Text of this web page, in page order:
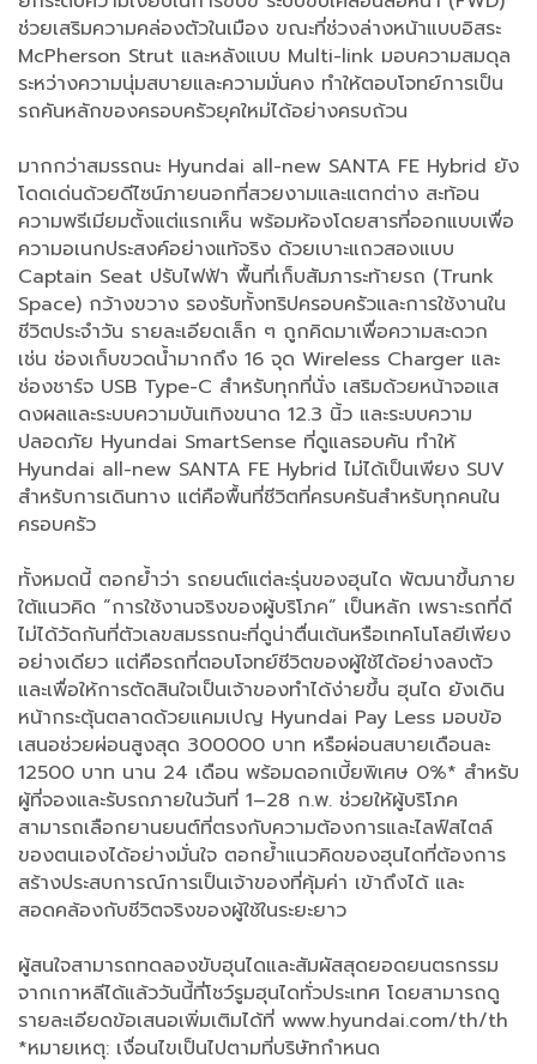
ช่วยเสริมความคล่องตัวในเมือง ขณะที่ช่วงล่างหน้าแบบอิสระ
McPherson Strut และหลังแบบ Multi-link มอบความสมดุล
ระหว่างความนุ่มสบายและความมั่นคง ทำให้ตอบโจทย์การเป็น
รถคันหลักของครอบครัวยุคใหม่ได้อย่างครบถ้วน
มากกว่าสมรรถนะ Hyundai all-new SANTA FE Hybrid ยัง
โดดเด่นด้วยดีไซน์ภายนอกที่สวยงามและแตกต่าง สะท้อน
ความพรีเมียมตั้งแต่แรกเห็น พร้อมห้องโดยสารที่ออกแบบเพื่อ
ความอเนกประสงค์อย่างแท้จริง ด้วยเบาะแถวสองแบบ
Captain Seat ปรับไฟฟ้า พื้นที่เก็บสัมภาระท้ายรถ (Trunk
Space) กว้างขวาง รองรับทั้งทริปครอบครัวและการใช้งานใน
ชีวิตประจำวัน รายละเอียดเล็ก ๆ ถูกคิดมาเพื่อความสะดวก
เช่น ช่องเก็บขวดน้ำมากถึง 16 จุด Wireless Charger และ
ช่องชาร์จ USB Type-C สำหรับทุกที่นั่ง เสริมด้วยหน้าจอแส
ดงผลและระบบความบันเทิงขนาด 12.3 นิ้ว และระบบความ
ปลอดภัย Hyundai SmartSense ที่ดูแลรอบคัน ทำให้
Hyundai all-new SANTA FE Hybrid ไม่ได้เป็นเพียง SUV
สำหรับการเดินทาง แต่คือพื้นที่ชีวิตที่ครบครันสำหรับทุกคนใน
ครอบครัว
ทั้งหมดนี้ ตอกย้ำว่า รถยนต์แต่ละรุ่นของฮุนได พัฒนาขึ้นภาย
ใต้แนวคิด “การใช้งานจริงของผู้บริโภค” เป็นหลัก เพราะรถที่ดี
ไม่ได้วัดกันที่ตัวเลขสมรรถนะที่ดูน่าตื่นเต้นหรือเทคโนโลยีเพียง
อย่างเดียว แต่คือรถที่ตอบโจทย์ชีวิตของผู้ใช้ได้อย่างลงตัว
และเพื่อให้การตัดสินใจเป็นเจ้าของทำได้ง่ายขึ้น ฮุนได ยังเดิน
หน้ากระตุ้นตลาดด้วยแคมเปญ Hyundai Pay Less มอบข้อ
เสนอช่วยผ่อนสูงสุด 300000 บาท หรือผ่อนสบายเดือนละ
12500 บาท นาน 24 เดือน พร้อมดอกเบี้ยพิเศษ 0%* สำหรับ
ผู้ที่จองและรับรถภายในวันที่ 1–28 ก.พ. ช่วยให้ผู้บริโภค
สามารถเลือกยานยนต์ที่ตรงกับความต้องการและไลฟ์สไตล์
ของตนเองได้อย่างมั่นใจ ตอกย้ำแนวคิดของฮุนไดที่ต้องการ
สร้างประสบการณ์การเป็นเจ้าของที่คุ้มค่า เข้าถึงได้ และ
สอดคล้องกับชีวิตจริงของผู้ใช้ในระยะยาว
ผู้สนใจสามารถทดลองขับฮุนไดและสัมผัสสุดยอดยนตรกรรม
จากเกาหลีได้แล้ววันนี้ที่โชว์รูมฮุนไดทั่วประเทศ โดยสามารถดู
รายละเอียดข้อเสนอเพิ่มเติมได้ที่ www.hyundai.com/th/th
*หมายเหตุ: เงื่อนไขเป็นไปตามที่บริษัทกำหนด